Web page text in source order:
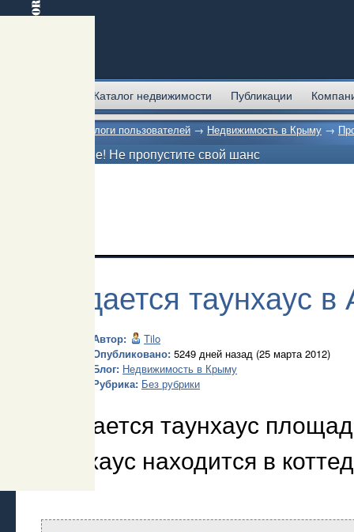
Каталог недвижимости Публикации
Блоги пользователей → Недвижимость в Крыму →
Внимание! Не пропустите свой шанс
Продается таунхаус
Автор:
Tilo
Опубликовано: 5249 дней назад (25 марта 2012)
Блог: Недвижимость в Крыму
Рубрика: Без рубрики
Продается таунхаус
Таунхаус находится в